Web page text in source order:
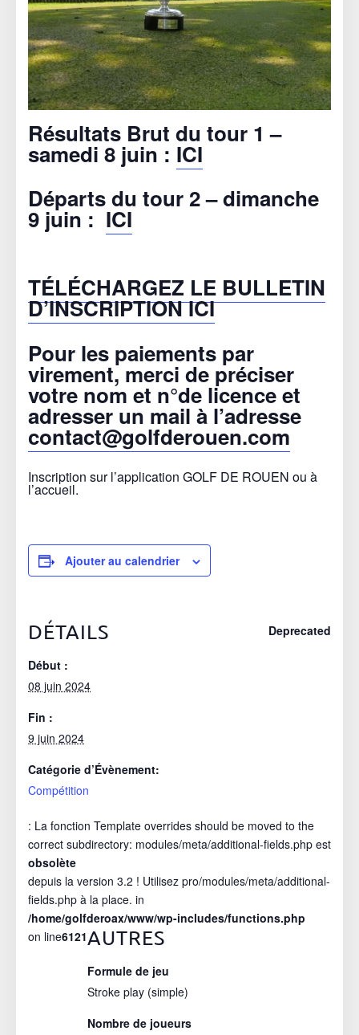
Résultats Brut du tour 1 –
samedi 8 juin : ICI
Départs du tour 2 – dimanche
9 juin : ICI
TÉLÉCHARGEZ LE BULLETIN
D’INSCRIPTION ICI
Pour les paiements par
virement, merci de préciser
votre nom et n°de licence et
adresser un mail à l’adresse
contact@golfderouen.com
Inscription sur l’application GOLF DE ROUEN ou à
l’accueil.
Ajouter au calendrier
DÉTAILS
Début :
08 juin 2024
Fin :
9 juin 2024
Catégorie d’Évènement:
Compétition
Deprecated
: La fonction Template overrides should be moved to the
correct subdirectory: modules/meta/additional-fields.php est
obsolète
depuis la version 3.2 ! Utilisez pro/modules/meta/additional-
fields.php à la place. in
/home/golfderoax/www/wp-includes/functions.php
on line6121AUTRES
Formule de jeu
Stroke play (simple)
Nombre de joueurs